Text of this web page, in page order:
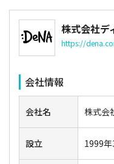
株式会社デ
https://
会社情報
会社名 株式会
設立 1999年